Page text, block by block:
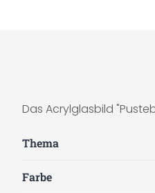
Das Acrylglasbild
Thema
Farbe